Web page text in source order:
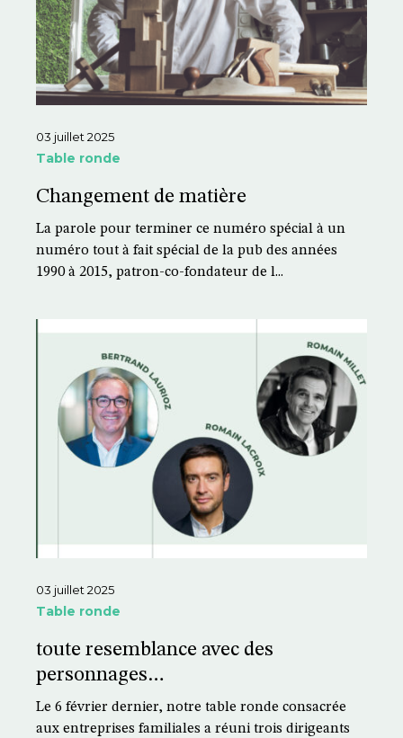
03 juillet 2025
Table ronde
Changement de matière
La parole pour terminer ce numéro spécial à un
numéro tout à fait spécial de la pub des années
1990 à 2015, patron-co-fondateur de l...
03 juillet 2025
Table ronde
toute resemblance avec des
personnages…
Le 6 février dernier, notre table ronde consacrée
aux entreprises familiales a réuni trois dirigeants